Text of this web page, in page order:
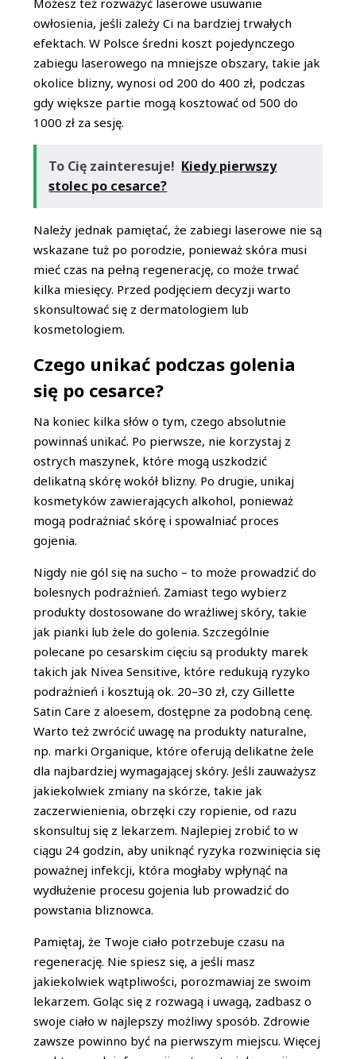
owłosienia, jeśli zależy Ci na bardziej trwałych
efektach. W Polsce średni koszt pojedynczego
zabiegu laserowego na mniejsze obszary, takie jak
okolice blizny, wynosi od 200 do 400 zł, podczas
gdy większe partie mogą kosztować od 500 do
1000 zł za sesję.
To Cię zainteresuje! Kiedy pierwszy
stolec po cesarce?
Należy jednak pamiętać, że zabiegi laserowe nie są
wskazane tuż po porodzie, ponieważ skóra musi
mieć czas na pełną regenerację, co może trwać
kilka miesięcy. Przed podjęciem decyzji warto
skonsultować się z dermatologiem lub
kosmetologiem.
Czego unikać podczas golenia
się po cesarce?
Na koniec kilka słów o tym, czego absolutnie
powinnaś unikać. Po pierwsze, nie korzystaj z
ostrych maszynek, które mogą uszkodzić
delikatną skórę wokół blizny. Po drugie, unikaj
kosmetyków zawierających alkohol, ponieważ
mogą podrażniać skórę i spowalniać proces
gojenia.
Nigdy nie gól się na sucho – to może prowadzić do
bolesnych podrażnień. Zamiast tego wybierz
produkty dostosowane do wrażliwej skóry, takie
jak pianki lub żele do golenia. Szczególnie
polecane po cesarskim cięciu są produkty marek
takich jak Nivea Sensitive, które redukują ryzyko
podrażnień i kosztują ok. 20–30 zł, czy Gillette
Satin Care z aloesem, dostępne za podobną cenę.
Warto też zwrócić uwagę na produkty naturalne,
np. marki Organique, które oferują delikatne żele
dla najbardziej wymagającej skóry. Jeśli zauważysz
jakiekolwiek zmiany na skórze, takie jak
zaczerwienienia, obrzęki czy ropienie, od razu
skonsultuj się z lekarzem. Najlepiej zrobić to w
ciągu 24 godzin, aby uniknąć ryzyka rozwinięcia się
poważnej infekcji, która mogłaby wpłynąć na
wydłużenie procesu gojenia lub prowadzić do
powstania bliznowca.
Pamiętaj, że Twoje ciało potrzebuje czasu na
regenerację. Nie spiesz się, a jeśli masz
jakiekolwiek wątpliwości, porozmawiaj ze swoim
lekarzem. Goląc się z rozwagą i uwagą, zadbasz o
swoje ciało w najlepszy możliwy sposób. Zdrowie
zawsze powinno być na pierwszym miejscu. Więcej